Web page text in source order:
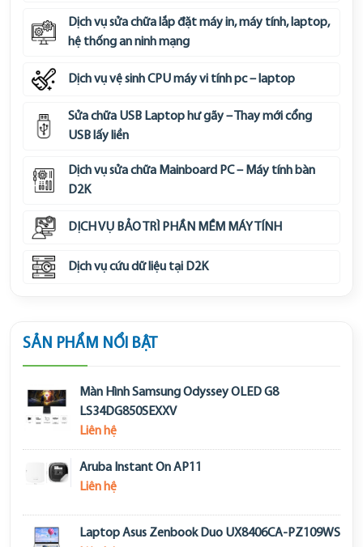
Dịch vụ sửa chữa lắp đặt máy in, máy tính, laptop,
hệ thống an ninh mạng
Dịch vụ vệ sinh CPU máy vi tính pc – laptop
Sửa chữa USB Laptop hư gãy – Thay mới cổng
USB lấy liền
Dịch vụ sửa chữa Mainboard PC – Máy tính bàn
D2K
DỊCH VỤ BẢO TRÌ PHẦN MỀM MÁY TÍNH
Dịch vụ cứu dữ liệu tại D2K
SẢN PHẨM NỔI BẬT
Màn Hình Samsung Odyssey OLED G8
LS34DG850SEXXV
Liên hệ
Aruba Instant On AP11
Liên hệ
Laptop Asus Zenbook Duo UX8406CA-PZ109WS